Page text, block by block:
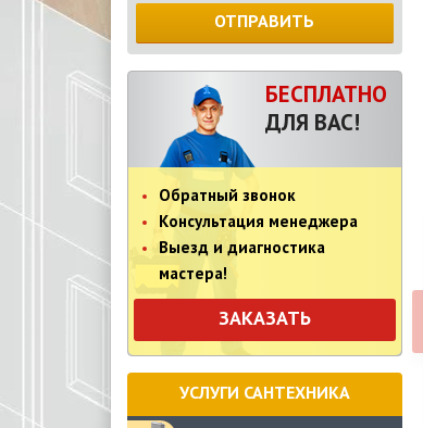
ОТПРАВИТЬ
БЕСПЛАТНО
ДЛЯ ВАС!
Обратный звонок
Консультация менеджера
Выезд и диагностика
мастера!
ЗАКАЗАТЬ
УСЛУГИ САНТЕХНИКА